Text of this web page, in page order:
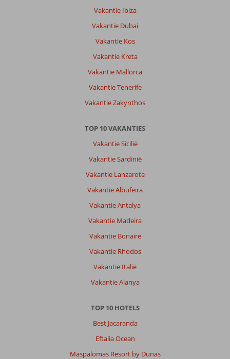
Vakantie Ibiza
Vakantie Dubai
Vakantie Kos
Vakantie Kreta
Vakantie Mallorca
Vakantie Tenerife
Vakantie Zakynthos
TOP 10 VAKANTIES
Vakantie Sicilië
Vakantie Sardinië
Vakantie Lanzarote
Vakantie Albufeira
Vakantie Antalya
Vakantie Madeira
Vakantie Bonaire
Vakantie Rhodos
Vakantie Italië
Vakantie Alanya
TOP 10 HOTELS
Best Jacaranda
Eftalia Ocean
Maspalomas Resort by Dunas